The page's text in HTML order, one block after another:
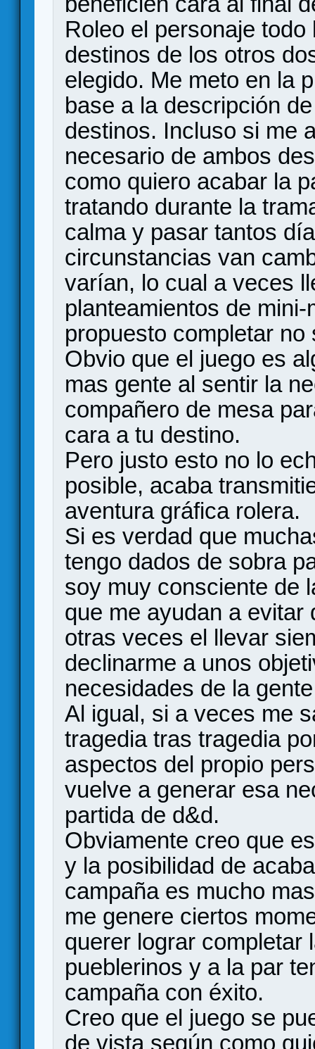
Roleo el personaje
destinos de los otros
elegido. Me meto en la
base a la descripción
destinos. Incluso si me
necesario de ambos
como quiero acabar la
tratando durante la
calma y pasar tantos
circunstancias van
varían, lo cual a veces
planteamientos de
propuesto completar no
Obvio que el juego es
mas gente al sentir la
compañero de mesa
cara a tu destino.
Pero justo esto no lo
posible, acaba
aventura gráfica rolera.
Si es verdad que
tengo dados de sobra
soy muy consciente de
que me ayudan a evitar
otras veces el llevar
declinarme a unos
necesidades de la
Al igual, si a veces me
tragedia tras tragedia
aspectos del propio
vuelve a generar esa
partida de d&d.
Obviamente creo que
y la posibilidad de
campaña es mucho
me genere ciertos
querer lograr completar
pueblerinos y a la par
campaña con éxito.
Creo que el juego se
de vista según como